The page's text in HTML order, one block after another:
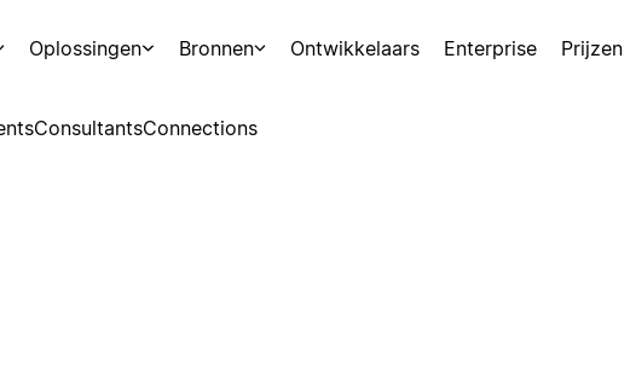
Oplossingen Bronnen Ontwikkelaars Enterprise Prijzen
ConsultantsConnections